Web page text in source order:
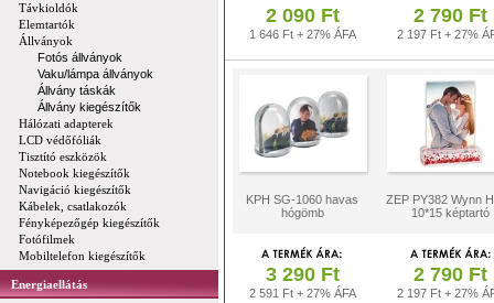
Távkioldók
Elemtartók
Állványok
Fotós állványok
Vaku/lámpa állványok
Állvány táskák
Állvány kiegészítők
Hálózati adapterek
LCD védőfóliák
Tisztító eszközök
Notebook kiegészítők
Navigáció kiegészítők
Kábelek, csatlakozók
Fényképezőgép kiegészítők
Fotófilmek
Mobiltelefon kiegészítők
Energiaellátás
2 090 Ft
1 646 Ft + 27% ÁFA
2 790 Ft
2 197 Ft + 27%
KPH SG-1060 havas
hógömb
ZEP PY382 Wynn
10*15 képtartó
3 290 Ft
2 591 Ft + 27% ÁFA
2 790 Ft
2 197 Ft + 27%